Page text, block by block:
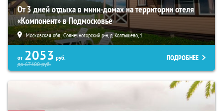
От 3 дней отдыха в мини-домах на территории отеля
«Компонент» в Подмосковье
Московская обл., Солнечногорский р-н, д. Колтышево, 1
от 2053 руб.
до67400руб.
ПОДРОБНЕЕ